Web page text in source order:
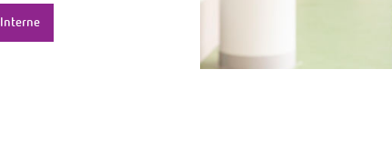
Interne